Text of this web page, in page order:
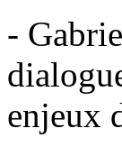
-
enjeux